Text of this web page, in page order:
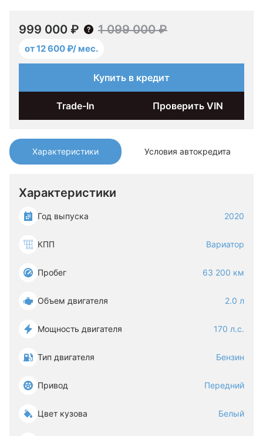
Характеристики Условия автокредита
Характеристики
Год выпуска 2020
КПП Вариатор
Пробег 63 200 км
Объем двигателя 2.0 л
Мощность двигателя 170 л.с.
Тип двигателя Бензин
Привод Передний
Цвет кузова Белый
999 000 ₽ 1 099 000 ₽
от 12 600 ₽/ мес.
Купить в кредит
Trade-In Проверить VIN